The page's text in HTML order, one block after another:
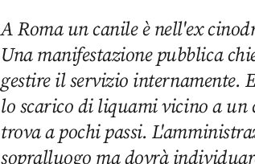
A Roma un canile è nell'ex
Una manifestazione pubblica
gestire il servizio internamente.
lo scarico di liquami vicino a un
trova a pochi passi.
sopralluogo ma dovrà